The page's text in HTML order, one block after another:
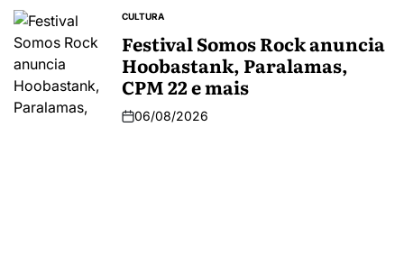
CULTURA
Festival Somos Rock anuncia
Hoobastank, Paralamas,
CPM 22 e mais
06/08/2026